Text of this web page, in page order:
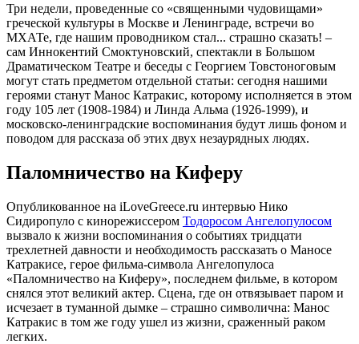
Три недели, проведенные со «священными чудовищами»
греческой культуры в Москве и Ленинграде, встречи во
МХАТе, где нашим проводником стал... страшно сказать! –
сам Иннокентий Смоктуновский, спектакли в Большом
Драматическом Театре и беседы с Георгием Товстоноговым
могут стать предметом отдельной статьи: сегодня нашими
героями станут Манос Катракис, которому исполняется в этом
году 105 лет (1908-1984) и Линда Альма (1926-1999), и
московско-ленинградские воспоминания будут лишь фоном и
поводом для рассказа об этих двух незаурядных людях.
Паломничество на Киферу
Опубликованное на iLoveGreece.ru интервью Нико
Сидиропуло с кинорежиссером Тодоросом Ангелопулосом
вызвало к жизни воспоминания о событиях тридцати
трехлетней давности и необходимость рассказать о Маносе
Катракисе, герое фильма-символа Ангелопулоса
«Паломничество на Киферу», последнем фильме, в котором
снялся этот великий актер. Сцена, где он отвязывает паром и
исчезает в туманной дымке – страшно символична: Манос
Катракис в том же году ушел из жизни, сраженный раком
легких.